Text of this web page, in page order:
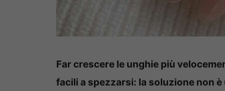
Far crescere le unghie più
facili a spezzarsi: la soluzione non